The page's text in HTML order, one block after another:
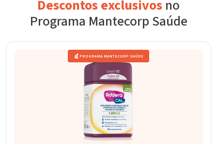
Descontos exclusivos no
Programa Mantecorp Saúde
PROGRAMA MANTECORP SAÚDE